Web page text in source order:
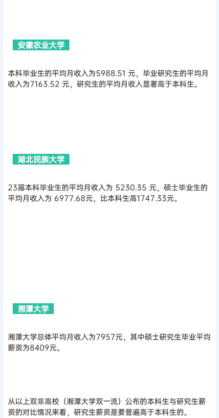
安徽农业大学
本科毕业生的平均月收入为5988.51 元，毕业研究生的平均月
收入为7163.52 元，研究生的平均月收入显著高于本科生。
湖北民族大学
23届本科毕业生的平均月收入为 5230.35 元，硕士毕业生的
平均月收入为 6977.68元，比本科生高1747.33元。
湘潭大学
湘潭大学总体平均月收入为7957元，其中硕士研究生毕业平均
薪资为8409元。
从以上双非高校（湘潭大学双一流）公布的本科生与研究生薪
资的对比情况来看，研究生薪资是要普遍高于本科生的。